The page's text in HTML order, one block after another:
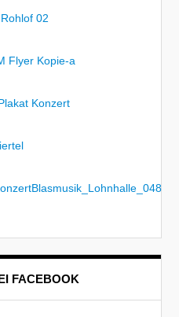
02
Flyer Kopie-a
Konzert
FACEBOOK